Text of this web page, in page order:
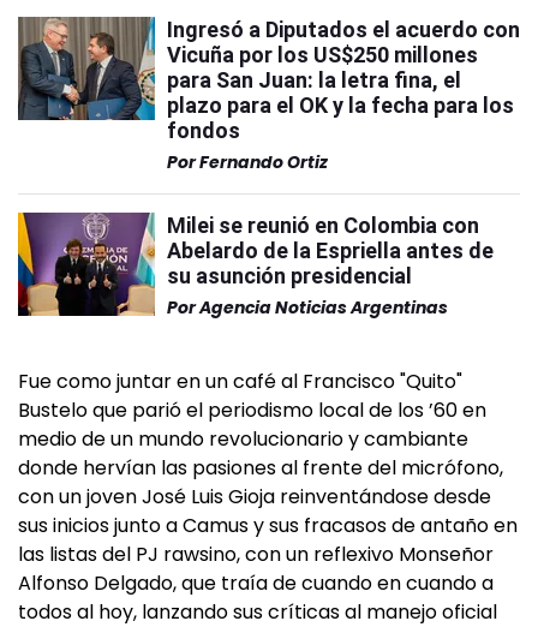
Ingresó a Diputados el acuerdo con
Vicuña por los US$250 millones
para San Juan: la letra fina, el
plazo para el OK y la fecha para los
fondos
PorFernando Ortiz
Milei se reunió en Colombia con
Abelardo de la Espriella antes de
su asunción presidencial
PorAgencia Noticias Argentinas
Fue como juntar en un café al Francisco "Quito"
Bustelo que parió el periodismo local de los ’60 en
medio de un mundo revolucionario y cambiante
donde hervían las pasiones al frente del micrófono,
con un joven José Luis Gioja reinventándose desde
sus inicios junto a Camus y sus fracasos de antaño en
las listas del PJ rawsino, con un reflexivo Monseñor
Alfonso Delgado, que traía de cuando en cuando a
todos al hoy, lanzando sus críticas al manejo oficial